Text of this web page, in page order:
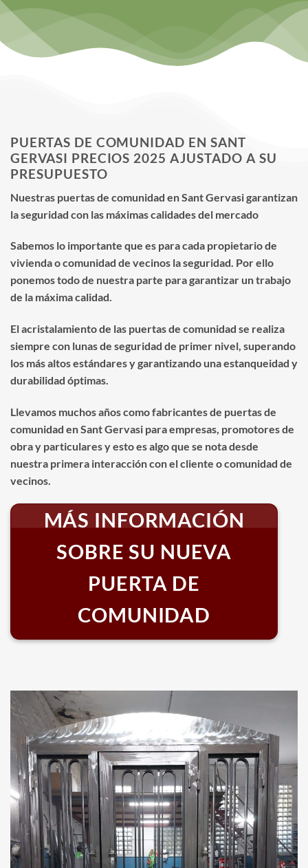
PUERTAS DE COMUNIDAD EN SANT
GERVASI PRECIOS 2025 AJUSTADO A SU
PRESUPUESTO
Nuestras puertas de comunidad en Sant Gervasi garantizan
la seguridad con las máximas calidades del mercado
Sabemos lo importante que es para cada propietario de
vivienda o comunidad de vecinos la seguridad. Por ello
ponemos todo de nuestra parte para garantizar un trabajo
de la máxima calidad.
El acristalamiento de las puertas de comunidad se realiza
siempre con lunas de seguridad de primer nivel, superando
los más altos estándares y garantizando una estanqueidad y
durabilidad óptimas.
Llevamos muchos años como fabricantes de puertas de
comunidad en Sant Gervasi para empresas, promotores de
obra y particulares y esto es algo que se nota desde
nuestra primera interacción con el cliente o comunidad de
vecinos.
MÁS INFORMACIÓN
SOBRE SU NUEVA
PUERTA DE
COMUNIDAD